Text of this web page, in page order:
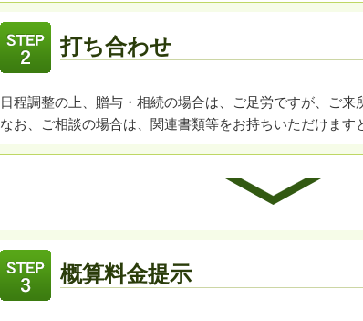
打ち合わせ
日程調整の上、贈与・相続の場合は、ご足労ですが、ご来
なお、ご相談の場合は、関連書類等をお持ちいただけます
概算料金提示